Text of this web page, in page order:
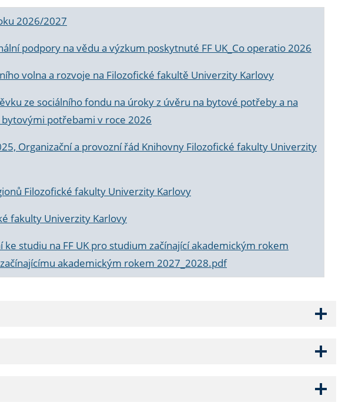
2026/2027
podpory na vědu a výzkum poskytnuté FF UK_Co operatio 2026
volna a rozvoje na Filozofické fakultě Univerzity Karlovy
ze sociálního fondu na úroky z úvěru na bytové potřeby a na
potřebami v roce 2026
Organizační a provozní řád Knihovny Filozofické fakulty Univerzity
Filozofické fakulty Univerzity Karlovy
fakulty Univerzity Karlovy
studiu na FF UK pro studium začínající akademickým rokem
akademickým rokem 2027_2028.pdf